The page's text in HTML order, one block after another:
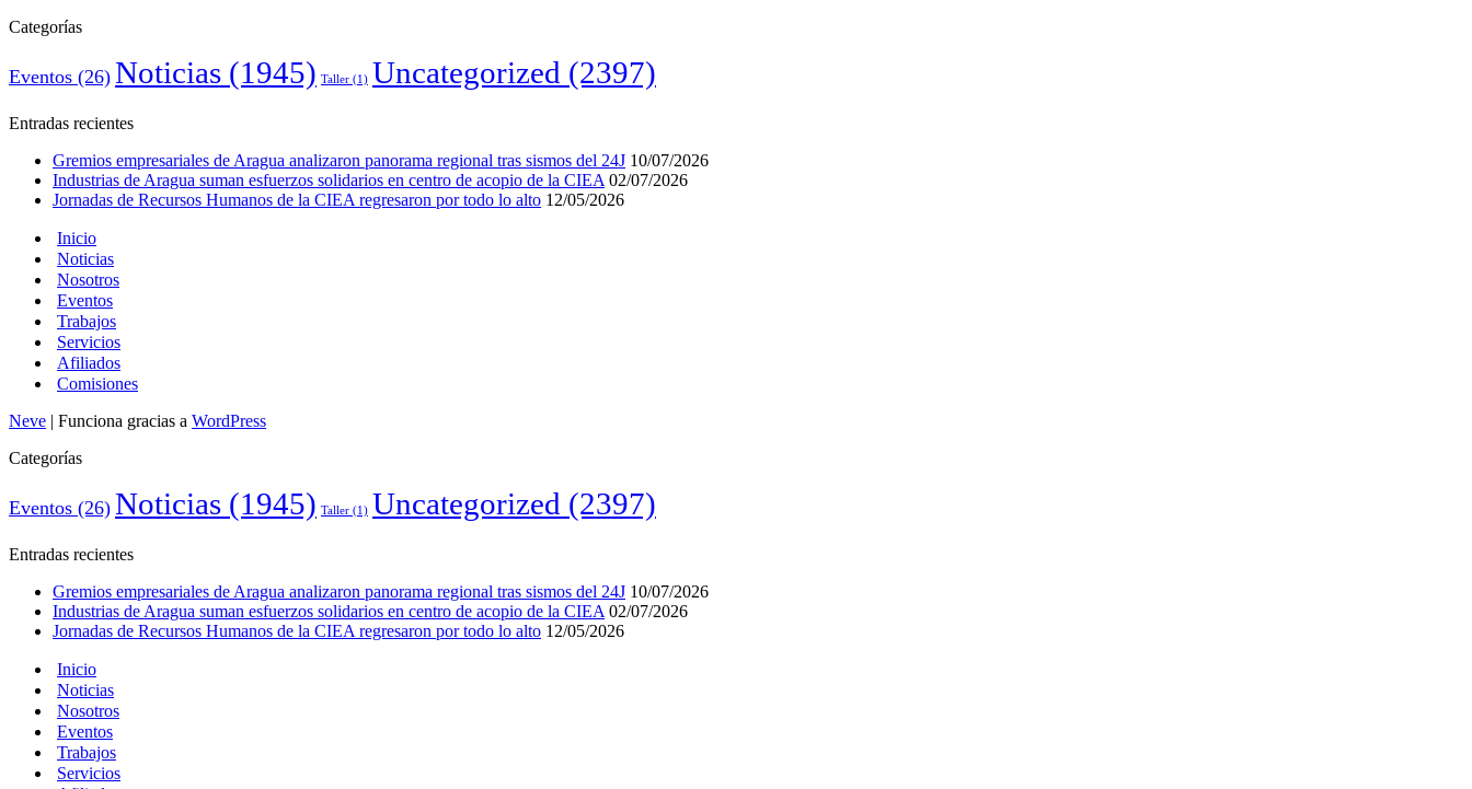
Categorías
Eventos (26) Noticias (1945) Taller (1) Uncategorized (2397)
Entradas recientes
Gremios empresariales de Aragua analizaron panorama regional tras sismos del 24J 10/07/2026
Industrias de Aragua suman esfuerzos solidarios en centro de acopio de la CIEA 02/07/2026
Jornadas de Recursos Humanos de la CIEA regresaron por todo lo alto 12/05/2026
Inicio
Noticias
Nosotros
Eventos
Trabajos
Servicios
Afiliados
Comisiones
Neve | Funciona gracias a WordPress
Categorías
Eventos (26) Noticias (1945) Taller (1) Uncategorized (2397)
Entradas recientes
Gremios empresariales de Aragua analizaron panorama regional tras sismos del 24J 10/07/2026
Industrias de Aragua suman esfuerzos solidarios en centro de acopio de la CIEA 02/07/2026
Jornadas de Recursos Humanos de la CIEA regresaron por todo lo alto 12/05/2026
Inicio
Noticias
Nosotros
Eventos
Trabajos
Servicios